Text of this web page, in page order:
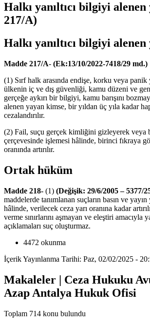
Halkı yanıltıcı bilgiyi
217/A)
Halkı yanıltıcı bilgiyi alenen
Madde 217/A- (Ek:13/10/2022-7418/29 md.)
(1) Sırf halk arasında endişe, korku veya
ülkenin iç ve dış güvenliği, kamu düzeni ve
gerçeğe aykırı bir bilgiyi, kamu barışını
alenen yayan kimse, bir yıldan üç yıla kadar
cezalandırılır.
(2) Fail, suçu gerçek kimliğini gizleyerek veya
çerçevesinde işlemesi hâlinde, birinci fıkraya
oranında artırılır.
Ortak hüküm
Madde 218- (1) (Değişik: 29/6/2005 – 5377/
maddelerde tanımlanan suçların basın ve
hâlinde, verilecek ceza yarı oranına kadar
verme sınırlarını aşmayan ve eleştiri amacıyla
açıklamaları suç oluşturmaz.
4472 okunma
İçerik Yayınlanma Tarihi: Paz, 02/02/2025 -
Makaleler | Ceza Hukuku
Azap Antalya Hukuk Ofisi
Toplam 714 konu bulundu